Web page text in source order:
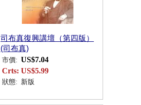
司布真復興講壇（第四版）
(司布真)
市價: US$7.04
Crts: US$5.99
狀態: 新版